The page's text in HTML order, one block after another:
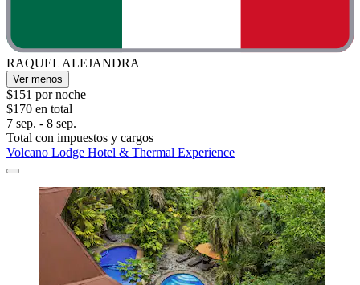
RAQUEL ALEJANDRA
Ver menos
$151 por noche
$170 en total
7 sep. - 8 sep.
Total con impuestos y cargos
Volcano Lodge Hotel & Thermal Experience